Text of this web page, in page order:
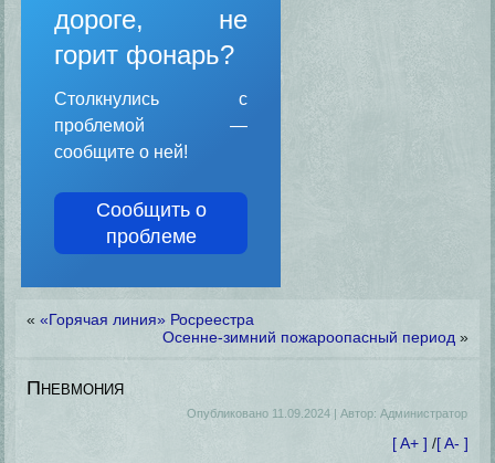
дороге, не
горит фонарь?
Столкнулись с
проблемой —
сообщите о ней!
Сообщить о
проблеме
««Горячая линия» Росреестра
Осенне-зимний пожароопасный период »
Пневмония
Опубликовано 11.09.2024| Автор: Администратор
[ A+ ] /[ A- ]